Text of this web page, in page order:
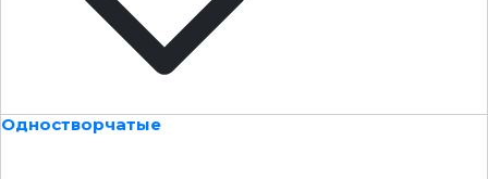
Одностворчатые